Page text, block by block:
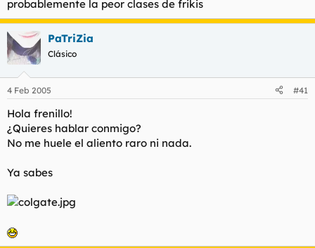
probablemente la peor clases de frikis
PaTriZia
Clásico
4 Feb 2005 #41
Hola frenillo!
¿Quieres hablar conmigo?
No me huele el aliento raro ni nada.
Ya sabes